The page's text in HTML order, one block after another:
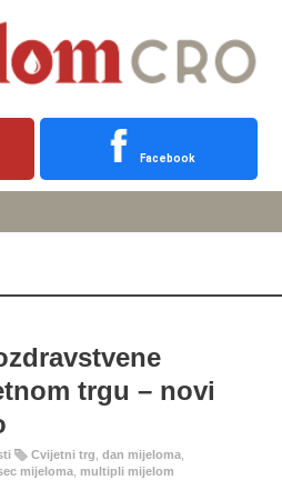
Facebook
trgu – novi
Cvijetni trg dan mijeloma
mijeloma multipli mijelom